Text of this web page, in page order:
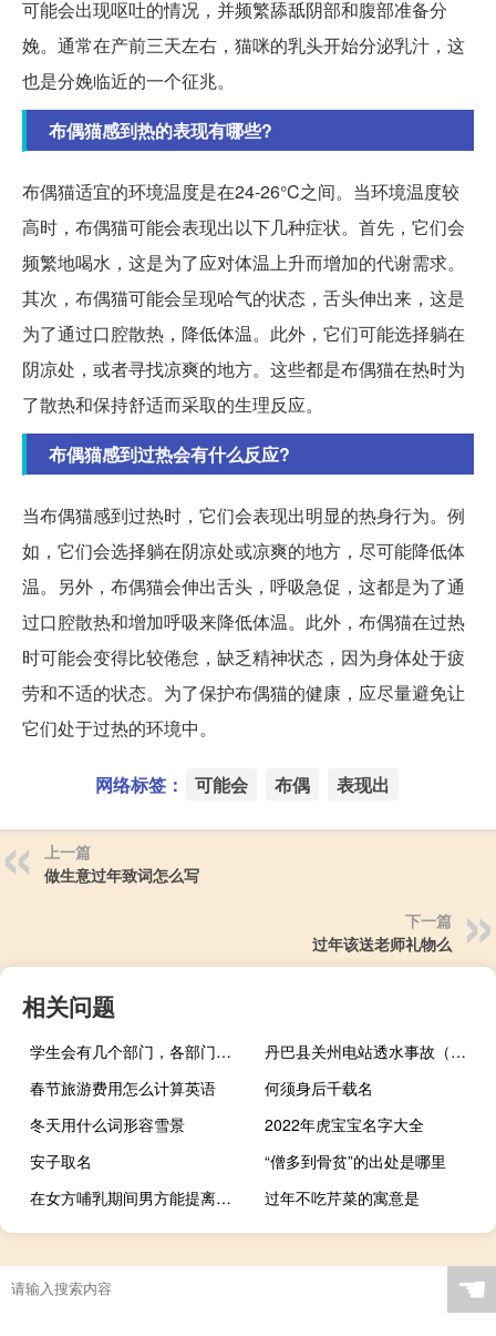
可能会出现呕吐的情况，并频繁舔舐阴部和腹部准备分
娩。通常在产前三天左右，猫咪的乳头开始分泌乳汁，这
也是分娩临近的一个征兆。
布偶猫感到热的表现有哪些?
布偶猫适宜的环境温度是在24-26°C之间。当环境温度较
高时，布偶猫可能会表现出以下几种症状。首先，它们会
频繁地喝水，这是为了应对体温上升而增加的代谢需求。
其次，布偶猫可能会呈现哈气的状态，舌头伸出来，这是
为了通过口腔散热，降低体温。此外，它们可能选择躺在
阴凉处，或者寻找凉爽的地方。这些都是布偶猫在热时为
了散热和保持舒适而采取的生理反应。
布偶猫感到过热会有什么反应?
当布偶猫感到过热时，它们会表现出明显的热身行为。例
如，它们会选择躺在阴凉处或凉爽的地方，尽可能降低体
温。另外，布偶猫会伸出舌头，呼吸急促，这都是为了通
过口腔散热和增加呼吸来降低体温。此外，布偶猫在过热
时可能会变得比较倦怠，缺乏精神状态，因为身体处于疲
劳和不适的状态。为了保护布偶猫的健康，应尽量避免让
它们处于过热的环境中。
网络标签： 可能会 布偶 表现出
上一篇
做生意过年致词怎么写
下一篇
过年该送老师礼物么
相关问题
学生会有几个部门，各部门干什么
丹巴县关州电站透水事故（丹巴路码头）
春节旅游费用怎么计算英语
何须身后千载名
冬天用什么词形容雪景
2022年虎宝宝名字大全
安子取名
“僧多到骨贫”的出处是哪里
在女方哺乳期间男方能提离婚吗
过年不吃芹菜的寓意是
☚